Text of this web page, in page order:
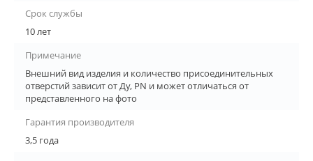
Срок службы
10 лет
Примечание
Внешний вид изделия и количество присоединительных
отверстий зависит от Ду, PN и может отличаться от
представленного на фото
Гарантия производителя
3,5 года